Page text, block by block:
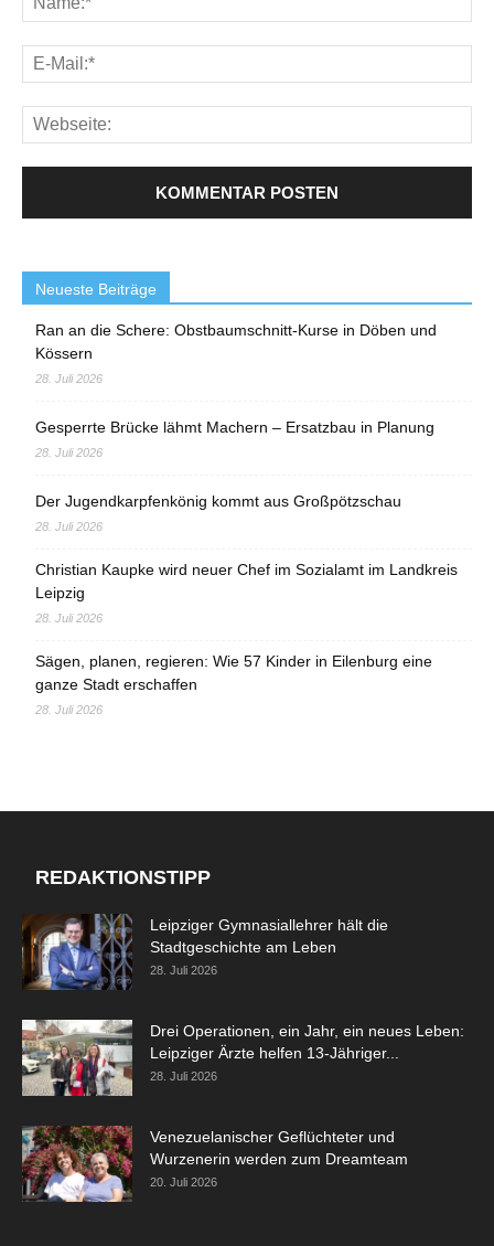
Neueste Beiträge
Ran an die Schere: Obstbaumschnitt-Kurse in Döben und
Kössern
28. Juli 2026
Gesperrte Brücke lähmt Machern – Ersatzbau in Planung
28. Juli 2026
Der Jugendkarpfenkönig kommt aus Großpötzschau
28. Juli 2026
Christian Kaupke wird neuer Chef im Sozialamt im Landkreis
Leipzig
28. Juli 2026
Sägen, planen, regieren: Wie 57 Kinder in Eilenburg eine
ganze Stadt erschaffen
28. Juli 2026
REDAKTIONSTIPP
Leipziger Gymnasiallehrer hält die
Stadtgeschichte am Leben
28. Juli 2026
Drei Operationen, ein Jahr, ein neues Leben:
Leipziger Ärzte helfen 13-Jähriger...
28. Juli 2026
Venezuelanischer Geflüchteter und
Wurzenerin werden zum Dreamteam
20. Juli 2026